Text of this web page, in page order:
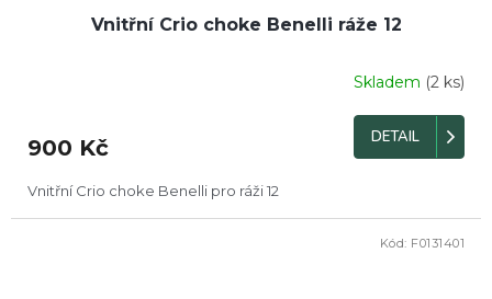
Vnitřní Crio choke Benelli ráže 12
Skladem (2 ks)
900 Kč DETAIL
Vnitřní Crio choke Benelli pro ráži 12
Kód: F0131401